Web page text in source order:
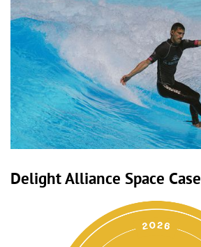
Delight Alliance Space Case